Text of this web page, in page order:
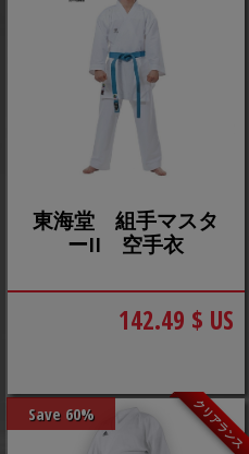
東海堂 組手マスタ
ーII 空手衣
142.49 $ US
Save 60% クリアランス